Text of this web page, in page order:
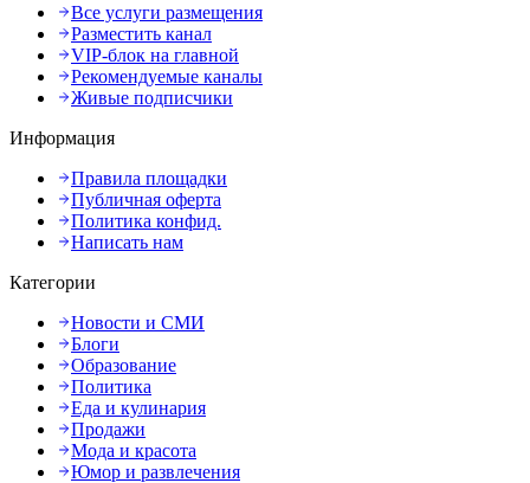
Все услуги размещения
Разместить канал
VIP-блок на главной
Рекомендуемые каналы
Живые подписчики
Информация
Правила площадки
Публичная оферта
Политика конфид.
Написать нам
Категории
Новости и СМИ
Блоги
Образование
Политика
Еда и кулинария
Продажи
Мода и красота
Юмор и развлечения